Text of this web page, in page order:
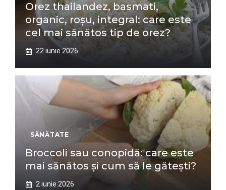
Orez thailandez, basmati,
organic, roșu, integral: care este
cel mai sănătos tip de orez?
22 iunie 2026
SĂNĂTATE
Broccoli sau conopidă: care este
mai sănătos și cum să le gătești?
2 iunie 2026